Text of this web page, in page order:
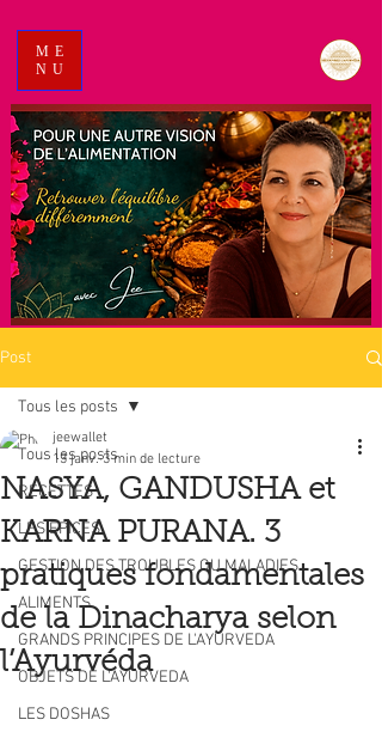
ME
NU
Post
Tous les posts
RECETTES
LES EPICES
GESTION DES TROUBLES OU MALADIES
ALIMENTS
GRANDS PRINCIPES DE L'AYURVEDA
OBJETS DE L'AYURVEDA
LES DOSHAS
Tous les posts
NASYA, GANDUSHA et
KARNA PURANA. 3
pratiques fondamentales
de la Dinacharya selon
l’Ayurvéda
jeewallet
13 janv. 3 min de lecture